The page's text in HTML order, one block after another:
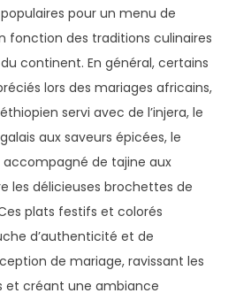
pour un menu de
fonction des traditions culinaires
continent. En général, certains
lors des mariages africains,
servi avec de l’injera, le
aux saveurs épicées, le
de tajine aux
les délicieuses brochettes de
plats festifs et colorés
d’authenticité et de
de mariage, ravissant les
et créant une ambiance